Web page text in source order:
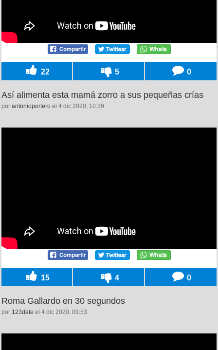
22 5 0
Así alimenta esta mamá zorro a sus pequeñas crías
por antonioportero el 4 dic 2020, 10:39
15 4 0
Roma Gallardo en 30 segundos
por 123dale el 4 dic 2020, 09:53